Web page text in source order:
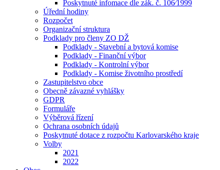
Poskytnuté infomace dle zák. č. 106⁄1999
Úřední hodiny
Rozpočet
Organizační struktura
Podklady pro členy ZO DŽ
Podklady - Stavební a bytová komise
Podklady - Finanční výbor
Podklady - Kontrolní výbor
Podklady - Komise životního prostředí
Zastupitelstvo obce
Obecně závazné vyhlášky
GDPR
Formuláře
Výběrová řízení
Ochrana osobních údajů
Poskytnuté dotace z rozpočtu Karlovarského kraje
Volby
2021
2022